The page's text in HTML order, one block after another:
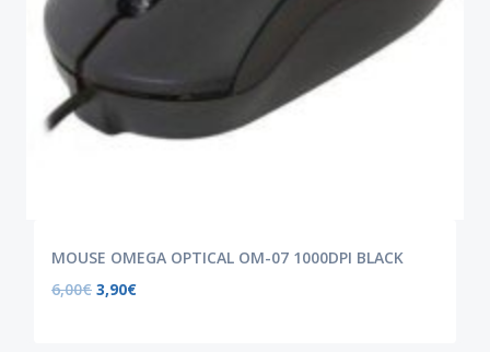
MOUSE OMEGA OPTICAL OM-07 1000DPI BLACK
6,00€ 3,90€